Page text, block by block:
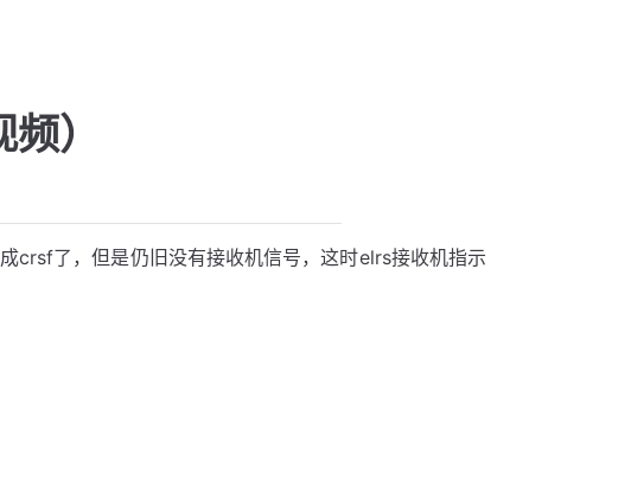
）
crsf了，但是仍旧没有接收机信号，这时elrs接收机指示